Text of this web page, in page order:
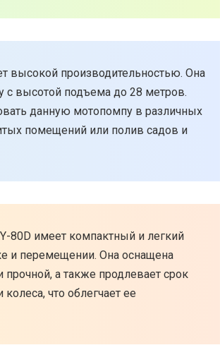
высокой производительностью. Она
с высотой подъема до 28 метров.
данную мотопомпу в различных
помещений или полив садов и
80D имеет компактный и легкий
и перемещении. Она оснащена
а также продлевает срок
что облегчает ее